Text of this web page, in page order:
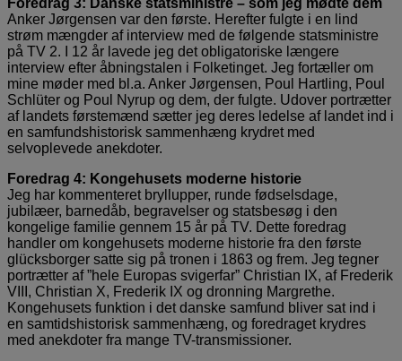
Anker Jørgensen var den første. Herefter fulgte i en lind
strøm mængder af interview med de følgende statsministre
på TV 2. I 12 år lavede jeg det obligatoriske længere
interview efter åbningstalen i Folketinget. Jeg fortæller om
mine møder med bl.a. Anker Jørgensen, Poul Hartling, Poul
Schlüter og Poul Nyrup og dem, der fulgte. Udover portrætter
af landets førstemænd sætter jeg deres ledelse af landet ind i
en samfundshistorisk sammenhæng krydret med
selvoplevede anekdoter.
Foredrag 4: Kongehusets moderne historie
Jeg har kommenteret bryllupper, runde fødselsdage,
jubilæer, barnedåb, begravelser og statsbesøg i den
kongelige familie gennem 15 år på TV. Dette foredrag
handler om kongehusets moderne historie fra den første
glücksborger satte sig på tronen i 1863 og frem. Jeg tegner
portrætter af ”hele Europas svigerfar” Christian IX, af Frederik
VIII, Christian X, Frederik IX og dronning Margrethe.
Kongehusets funktion i det danske samfund bliver sat ind i
en samtidshistorisk sammenhæng, og foredraget krydres
med anekdoter fra mange TV-transmissioner.